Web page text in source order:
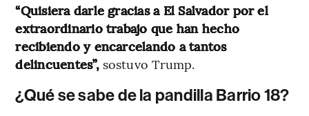
“Quisiera darle gracias a El Salvador por el
extraordinario trabajo que han hecho
recibiendo y encarcelando a tantos
delincuentes”, sostuvo Trump.
¿Qué se sabe de la pandilla Barrio 18?